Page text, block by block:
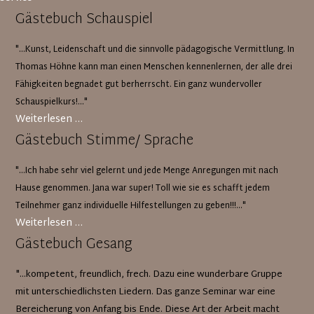
Gästebuch Schauspiel
"...Kunst, Leidenschaft und die sinnvolle pädagogische Vermittlung. In
Thomas Höhne kann man einen Menschen kennenlernen, der alle drei
Fähigkeiten begnadet gut berherrscht. Ein ganz wundervoller
Schauspielkurs!..."
Weiterlesen …
Schauspiel
Gästebuch Stimme/ Sprache
"...Ich habe sehr viel gelernt und jede Menge Anregungen mit nach
Hause genommen. Jana war super! Toll wie sie es schafft jedem
Teilnehmer ganz individuelle Hilfestellungen zu geben!!!..."
Weiterlesen …
Stimme/
Gästebuch Gesang
"...kompetent, freundlich, frech. Dazu eine wunderbare Gruppe
mit unterschiedlichsten Liedern. Das ganze Seminar war eine
Bereicherung von Anfang bis Ende. Diese Art der Arbeit macht